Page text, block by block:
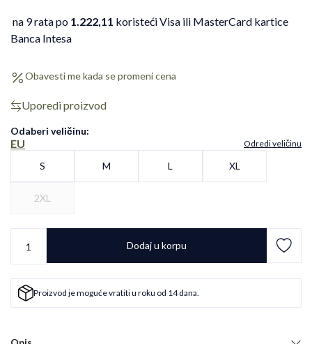
na 9 rata po 1.222,11 koristeći Visa ili MasterCard kartice
Banca Intesa
Obavesti me kada se promeni cena
Uporedi proizvod
Odaberi veličinu:
EU Odredi veličinu
S M L XL
2XL
Dodaj u korpu
Proizvod je moguće vratiti u roku od 14 dana.